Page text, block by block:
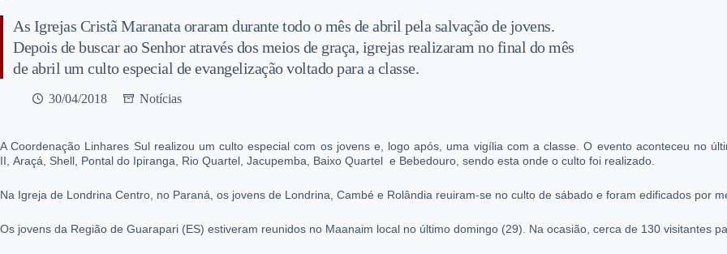
As Igrejas Cristã Maranata oraram durante todo o mês de abril pela salvação de jovens.
Depois de buscar ao Senhor através dos meios de graça, igrejas realizaram no final do mês
de abril um culto especial de evangelização voltado para a classe.
30/04/2018 Notícias
A Coordenação Linhares Sul realizou um culto especial com os jovens e, logo após, uma vigília com a classe. O evento aconteceu no
II, Araçá, Shell, Pontal do Ipiranga, Rio Quartel, Jacupemba, Baixo Quartel e Bebedouro, sendo esta onde o culto foi realizado.
Na Igreja de Londrina Centro, no Paraná, os jovens de Londrina, Cambé e Rolândia reuiram-se no culto de sábado e foram edificados por
Os jovens da Região de Guarapari (ES) estiveram reunidos no Maanaim local no último domingo (29). Na ocasião, cerca de 130 visitantes